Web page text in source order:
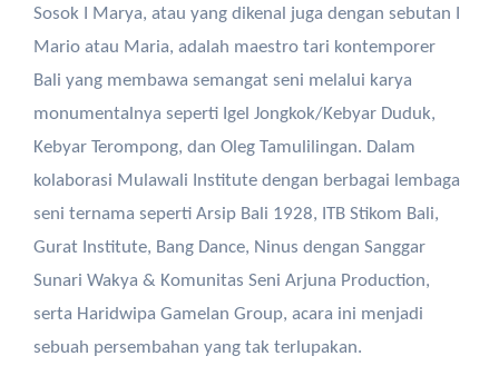
Sosok I Marya, atau yang dikenal juga dengan sebutan I
Mario atau Maria, adalah maestro tari kontemporer
Bali yang membawa semangat seni melalui karya
monumentalnya seperti Igel Jongkok/Kebyar Duduk,
Kebyar Terompong, dan Oleg Tamulilingan. Dalam
kolaborasi Mulawali Institute dengan berbagai lembaga
seni ternama seperti Arsip Bali 1928, ITB Stikom Bali,
Gurat Institute, Bang Dance, Ninus dengan Sanggar
Sunari Wakya & Komunitas Seni Arjuna Production,
serta Haridwipa Gamelan Group, acara ini menjadi
sebuah persembahan yang tak terlupakan.